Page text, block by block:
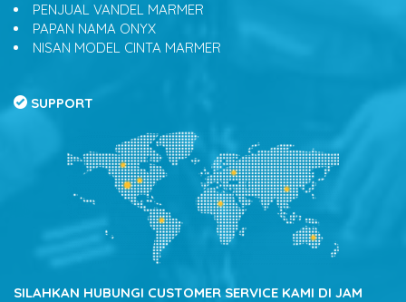
PENJUAL VANDEL MARMER
PAPAN NAMA ONYX
NISAN MODEL CINTA MARMER
SUPPORT
SILAHKAN HUBUNGI CUSTOMER SERVICE KAMI DI JAM